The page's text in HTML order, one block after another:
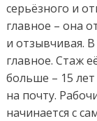
серьёзного и
главное – она
и отзывчивая.
главное. Стаж
больше – 15
на почту.
начинается с